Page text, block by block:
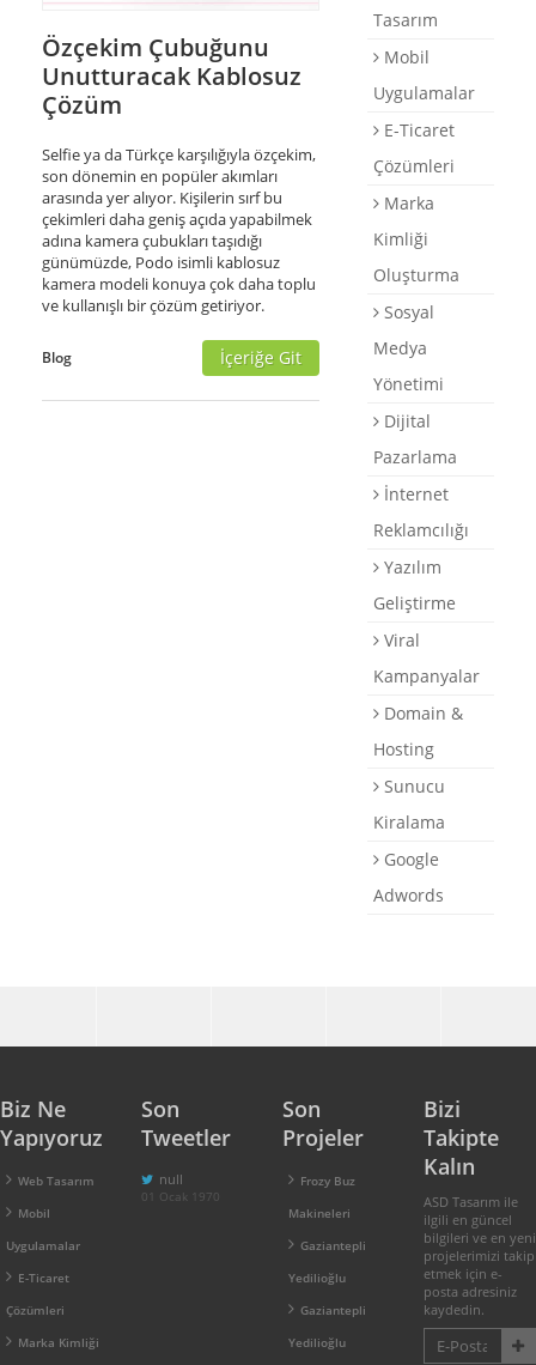
Destek
E-Katalog
Briefing Formu
0 850 800 1 ASD
Özçekim Çubuğunu
Unutturacak Kablosuz
Çözüm
Selfie ya da Türkçe karşılığıyla özçekim,
son dönemin en popüler akımları
arasında yer alıyor. Kişilerin sırf bu
çekimleri daha geniş açıda yapabilmek
adına kamera çubukları taşıdığı
günümüzde, Podo isimli kablosuz
kamera modeli konuya çok daha toplu
ve kullanışlı bir çözüm getiriyor.
Blog İçeriğe Git
Tasarım
Mobil
Uygulamalar
E-Ticaret
Çözümleri
Marka
Kimliği
Oluşturma
Sosyal
Medya
Yönetimi
Dijital
Pazarlama
İnternet
Reklamcılığı
Yazılım
Geliştirme
Viral
Kampanyalar
Domain &
Hosting
Sunucu
Kiralama
Google
Adwords
Biz Ne
Yapıyoruz
Web Tasarım
Mobil
Uygulamalar
E-Ticaret
Çözümleri
Marka Kimliği
Son
Tweetler
null
01 Ocak 1970
Son
Projeler
Frozy Buz
Makineleri
Gaziantepli
Yedilioğlu
Gaziantepli
Yedilioğlu
Bizi
Takipte
Kalın
ASD Tasarım ile
ilgili en güncel
bilgileri ve en yeni
projelerimizi takip
etmek için e-
posta adresiniz
kaydedin.